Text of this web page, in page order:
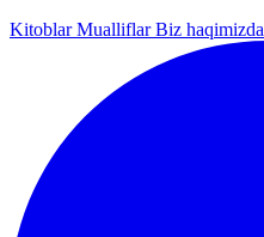
KitoblarMualliflarBiz haqimizda